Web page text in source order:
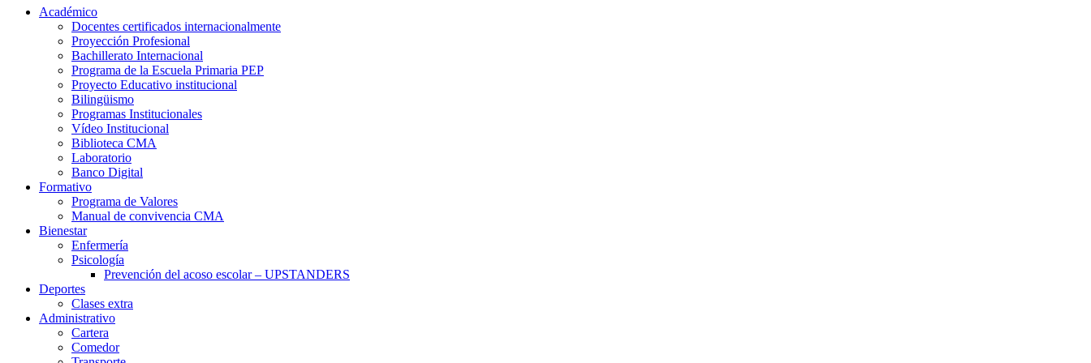
Académico
Docentes certificados internacionalmente
Proyección Profesional
Bachillerato Internacional
Programa de la Escuela Primaria PEP
Proyecto Educativo institucional
Bilingüismo
Programas Institucionales
Vídeo Institucional
Biblioteca CMA
Laboratorio
Banco Digital
Formativo
Programa de Valores
Manual de convivencia CMA
Bienestar
Enfermería
Psicología
Prevención del acoso escolar – UPSTANDERS
Deportes
Clases extra
Administrativo
Cartera
Comedor